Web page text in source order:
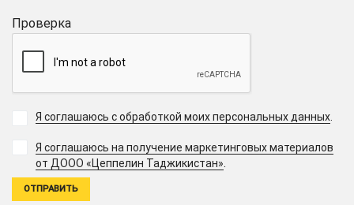
Проверка
Я соглашаюсь с обработкой моих персональных данных.
Я соглашаюсь на получение маркетинговых материалов
от ДООО «Цеппелин Таджикистан».